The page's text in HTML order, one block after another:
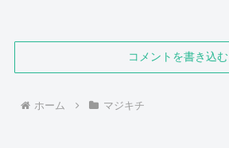
コメントを書き込む
ホーム マジキチ